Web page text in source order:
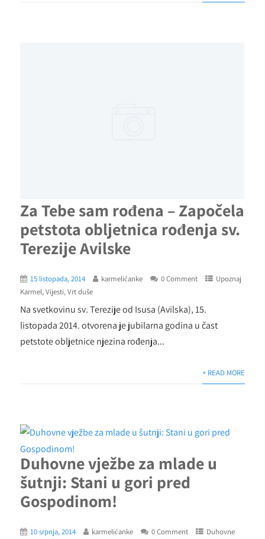
Za Tebe sam rođena – Započela
petstota obljetnica rođenja sv.
Terezije Avilske
15 listopada, 2014 karmelićanke 0 Comment
Upoznaj
Karmel,Vijesti,Vrt duše
Na svetkovinu sv. Terezije od Isusa (Avilska), 15.
listopada 2014. otvorena je jubilarna godina u čast
petstote obljetnice njezina rođenja...
+ READ MORE
Duhovne vježbe za mlade u
šutnji: Stani u gori pred
Gospodinom!
10 srpnja, 2014 karmelićanke 0 Comment
Duhovne